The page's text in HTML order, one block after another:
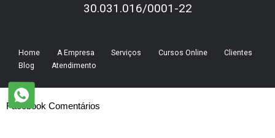
30.031.016/0001-22
Home A Empresa Serviços Cursos Online
Clientes
Blog
Atendimento
Facebook Comentários